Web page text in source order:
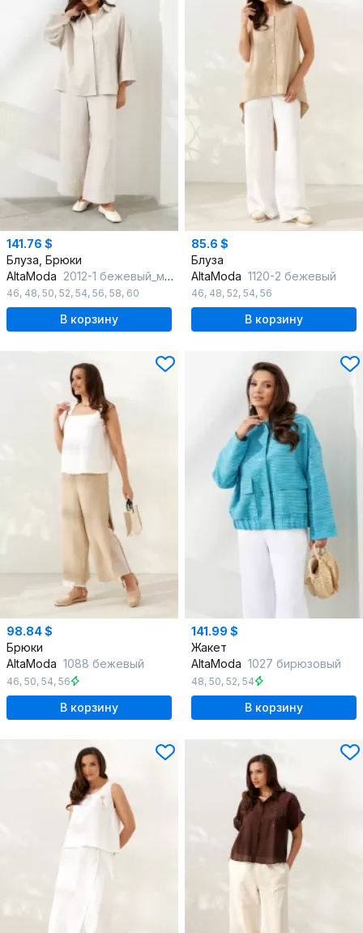
141.76 $
Блуза, Брюки
AltaModa 2012-1 бежевый_меланж
46, 48, 50, 52, 54, 56, 58, 60
В корзину
85.6 $
Блуза
AltaModa 1120-2 бежевый
46, 48, 52, 54, 56
В корзину
98.84 $
Брюки
AltaModa 1088 бежевый
46, 50, 54, 56
В корзину
141.99 $
Жакет
AltaModa 1027 бирюзовый
48, 50, 52, 54
В корзину